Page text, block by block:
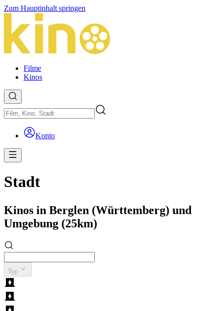
Zum Hauptinhalt springen
Filme
Kinos
Konto
Stadt
Kinos in Berglen (Württemberg) und
Umgebung (25km)
Typ